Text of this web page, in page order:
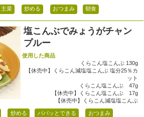
主菜 炒める おつまみ 朝食
塩こんぶでみょうがチャン
プルー
使用した商品
くらこん塩こんぶ 130g
【休売中】くらこん減塩塩こんぶ 塩分25％カ
ット
くらこん塩こんぶ 47g
【休売中】くらこん塩こんぶ 17g
【休売中】くらこん減塩塩こんぶ
炒める パパッとできる おつまみ